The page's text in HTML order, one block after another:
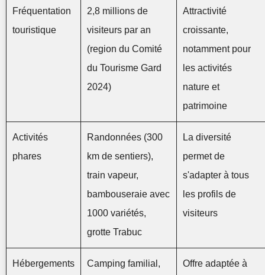
Fréquentation
touristique
2,8 millions de
visiteurs par an
(region du Comité
du Tourisme Gard
2024)
Attractivité
croissante,
notamment pour
les activités
nature et
patrimoine
Activités
phares
Randonnées (300
km de sentiers),
train vapeur,
bambouseraie avec
1000 variétés,
grotte Trabuc
La diversité
permet de
s'adapter à tous
les profils de
visiteurs
Hébergements
Camping familial,
Offre adaptée à